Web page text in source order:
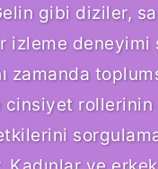
gibi diziler,
izleme deneyimi
zamanda
cinsiyet